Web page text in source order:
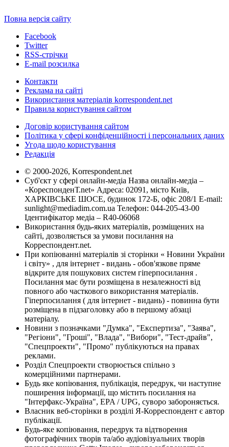
Повна версія сайту
Facebook
Twitter
RSS-стрічки
E-mail розсилка
Контакти
Реклама на сайті
Використання матеріалів korrespondent.net
Правила користування сайтом
Договір користування сайтом
Політика у сфері конфіденційності і персональних даних
Угода щодо користування
Редакція
© 2000-2026, Korrespondent.net
Суб'єкт у сфері онлайн-медіа Назва онлайн-медіа –
«КореспонденТ.net» Адреса: 02091, місто Київ,
ХАРКІВСЬКЕ ШОСЕ, будинок 172-Б, офіс 208/1 E-mail:
sunlight@mediadim.com.ua Телефон: 044-205-43-00
Ідентифікатор медіа – R40-06068
Використання будь-яких матеріалів, розміщених на
сайті, дозволяється за умови посилання на
Корреспондент.net.
При копіюванні матеріалів зі сторінки « Новини України
і світу» , для інтернет - видань - обов'язкове пряме
відкрите для пошукових систем гіперпосилання .
Посилання має бути розміщена в незалежності від
повного або часткового використання матеріалів.
Гіперпосилання ( для інтернет - видань) - повинна бути
розміщена в підзаголовку або в першому абзаці
матеріалу.
Новини з позначками "Думка", "Експертиза", "Заява",
"Регіони", "Гроші", "Влада", "Вибори", "Тест-драйв",
"Спецпроекти", "Промо" публікуються на правах
реклами.
Розділ Спецпроекти створюється спільно з
комерційними партнерами.
Будь яке копіювання, публікація, передрук, чи наступне
поширення інформації, що містить посилання на
"Інтерфакс-Україна", EPA / UPG, суворо забороняється.
Власник веб-сторінки в розділі Я-Корреспондент є автор
публікації.
Будь-яке копіювання, передрук та відтворення
фотографічних творів та/або аудіовізуальних творів